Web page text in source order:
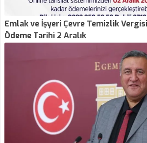
Emlak ve İşyeri Çevre Temizlik
Ödeme Tarihi 2 Aralık